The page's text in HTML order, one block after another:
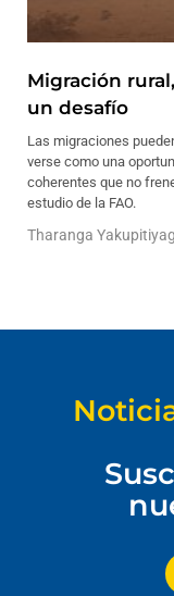
Migración
un desafío
Las migraciones
verse como una
coherentes que no
estudio de la FAO.
Tharanga